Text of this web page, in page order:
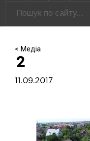
< Медіа
2
11.09.2017